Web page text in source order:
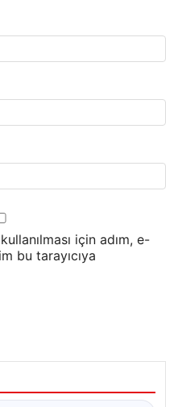
için adım, e-
bu tarayıcıya